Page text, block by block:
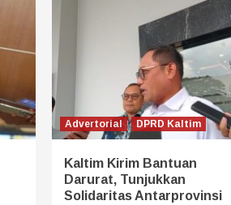
Advertorial DPRD Kaltim
Kaltim Kirim Bantuan
Darurat, Tunjukkan
Solidaritas Antarprovinsi